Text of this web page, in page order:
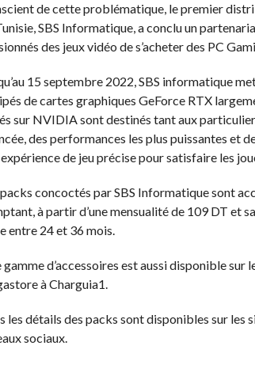
de cette problématique, le premier
SBS Informatique, a conclu un
des jeux vidéo de s’acheter des PC
15 septembre 2022, SBS informatique
de cartes graphiques GeForce RTX
sur NVIDIA sont destinés tant aux
des performances les plus puissantes et
de jeu précise pour satisfaire les
concoctés par SBS Informatique sont
à partir d’une mensualité de 109 DT et
entre 24 et 36 mois.
gamme d’accessoires est aussi disponible
à Charguia1.
les détails des packs sont disponibles sur les
sociaux.